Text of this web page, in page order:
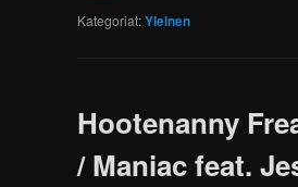
Kategoriat:Yleinen
Hootenanny
/ Maniac feat.